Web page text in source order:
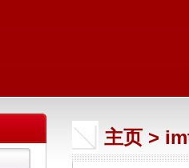
主页 >